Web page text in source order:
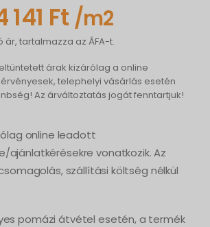
Ft.
141 FtCurrent
price
is:
4
141 Ft.
/m2
tartalmazza az ÁFA-t.
árak kizárólag a online
telephelyi vásárlás esetén
Az árváltoztatás jogát fenntartjuk!
online leadott
ajánlatkérésekre vonatkozik. Az
szállítási költség nélkül
pomázi átvétel esetén, a termék